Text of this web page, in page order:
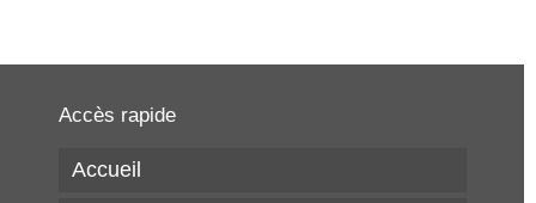
Accès rapide
Accueil